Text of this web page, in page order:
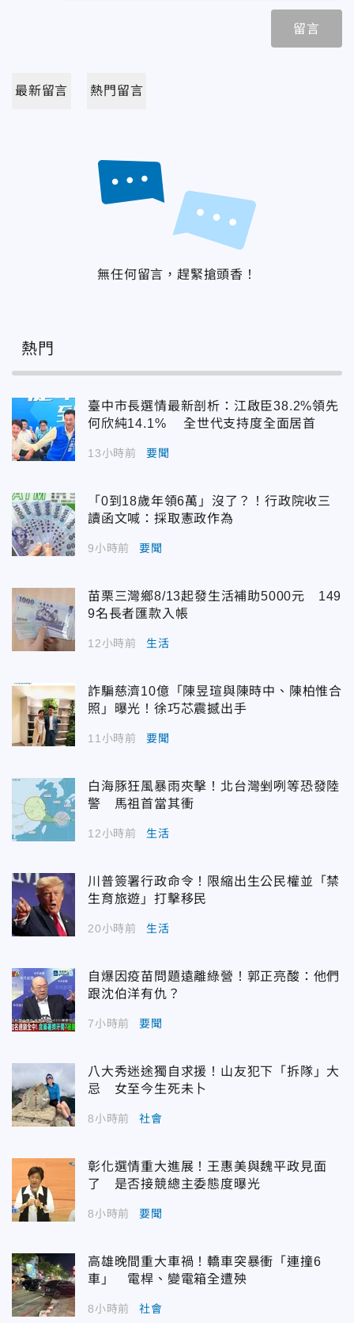
留言
最新留言 熱門留言
無任何留言，趕緊搶頭香！
熱門
臺中市長選情最新剖析：江啟臣38.2%領先
何欣純14.1% 全世代支持度全面居首
13小時前 要聞
「0到18歲年領6萬」沒了？！行政院收三
讀函文喊：採取憲政作為
9小時前 要聞
苗栗三灣鄉8/13起發生活補助5000元 149
9名長者匯款入帳
12小時前 生活
詐騙慈濟10億「陳昱瑄與陳時中、陳柏惟合
照」曝光！徐巧芯震撼出手
11小時前 要聞
白海豚狂風暴雨夾擊！北台灣剉咧等恐發陸
警 馬祖首當其衝
12小時前 生活
川普簽署行政命令！限縮出生公民權並「禁
生育旅遊」打擊移民
20小時前 生活
自爆因疫苗問題遠離綠營！郭正亮酸：他們
跟沈伯洋有仇？
7小時前 要聞
八大秀迷途獨自求援！山友犯下「拆隊」大
忌 女至今生死未卜
8小時前 社會
彰化選情重大進展！王惠美與魏平政見面
了 是否接競總主委態度曝光
8小時前 要聞
高雄晚間重大車禍！轎車突暴衝「連撞6
車」 電桿、變電箱全遭殃
8小時前 社會